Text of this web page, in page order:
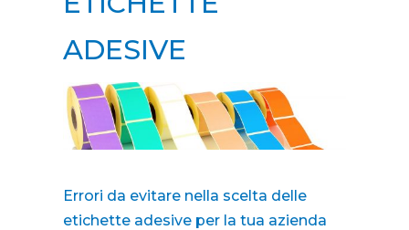
ADESIVE
Errori da evitare nella scelta delle
etichette adesive per la tua azienda